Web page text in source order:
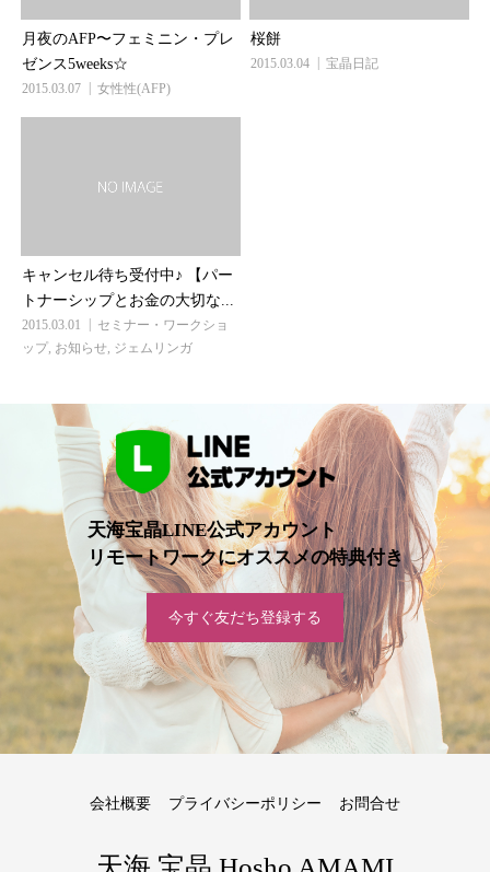
月夜のAFP〜フェミニン・プレ
ゼンス5weeks☆
2015.03.07 女性性(AFP)
桜餅
2015.03.04 宝晶日記
キャンセル待ち受付中♪ 【パー
トナーシップとお金の大切な...
2015.03.01
セミナー・ワークショ
ップ, お知らせ, ジェムリンガ
天海宝晶LINE公式アカウント
リモートワークにオススメの特典付き
今すぐ友だち登録する
会社概要 プライバシーポリシー お問合せ